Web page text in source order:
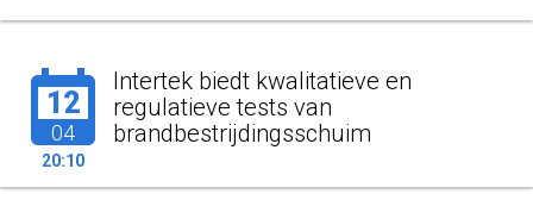
12
04
20:10
Intertek biedt kwalitatieve en
regulatieve tests van
brandbestrijdingsschuim